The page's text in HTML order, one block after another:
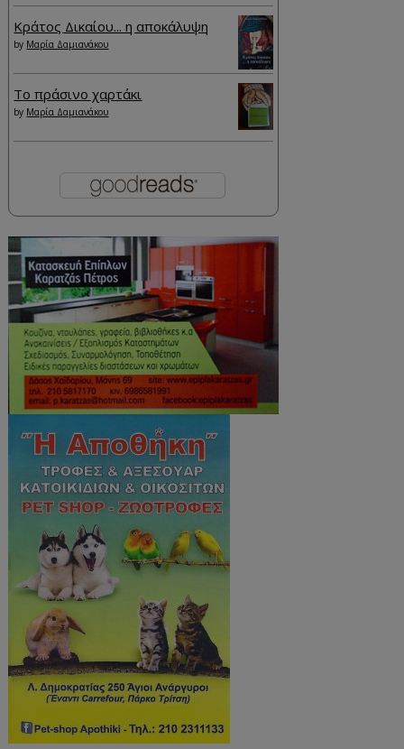
Κράτος Δικαίου... η αποκάλυψη
by Μαρία Δαμιανάκου
Το πράσινο χαρτάκι
by Μαρία Δαμιανάκου